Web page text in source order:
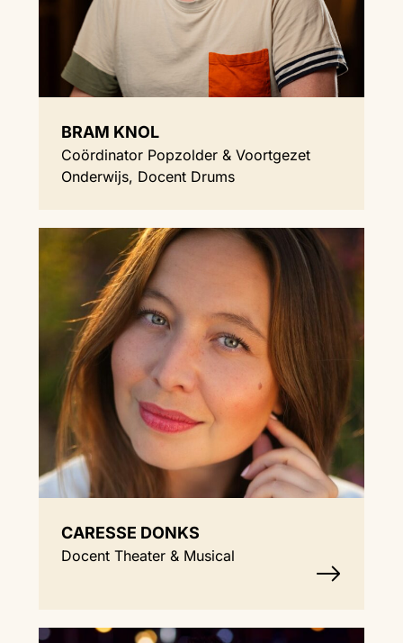
BRAM KNOL
Coördinator Popzolder & Voortgezet
Onderwijs, Docent Drums
CARESSE DONKS
Docent Theater & Musical